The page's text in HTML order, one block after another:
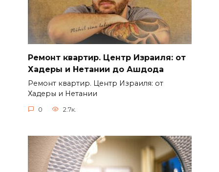
Ремонт квартир. Центр Израиля: от
Хадеры и Нетании до Ашдода
Ремонт квартир. Центр Израиля: от
Хадеры и Нетании
0 2.7к.